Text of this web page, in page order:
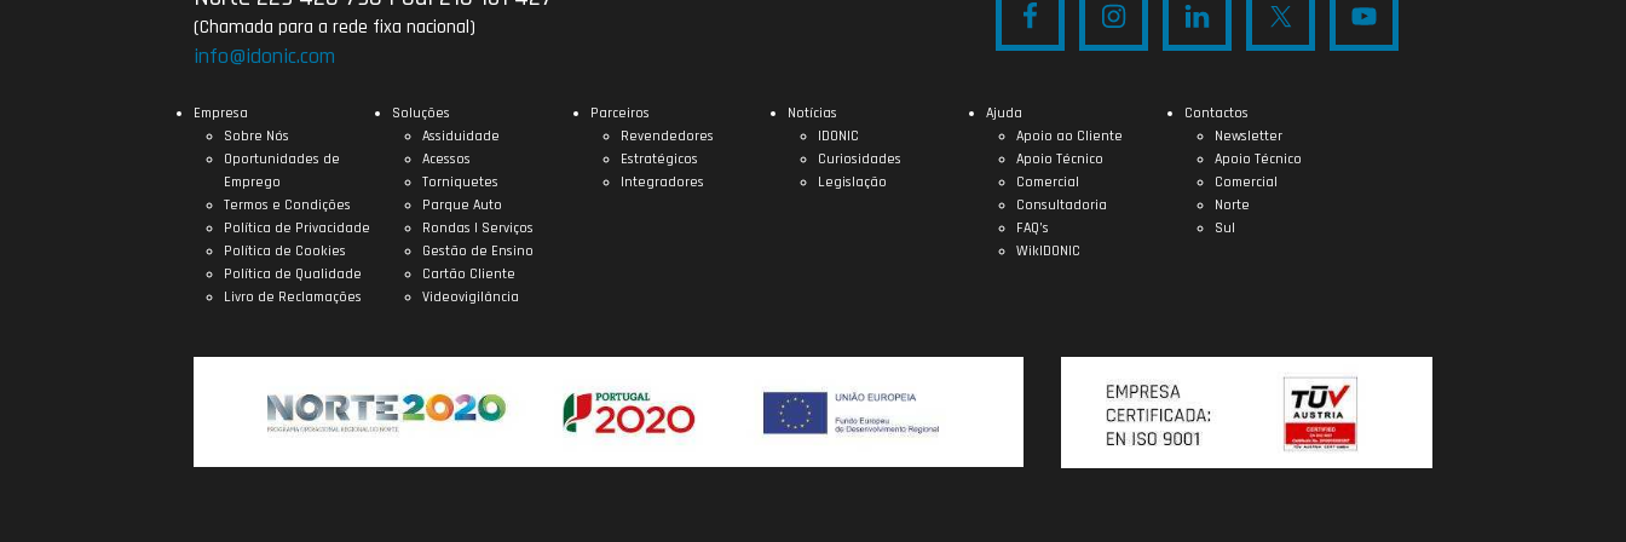
(Chamada para a rede fixa nacional)
info@idonic.com
Empresa
Sobre Nós
Oportunidades de
Emprego
Termos e Condições
Política de Privacidade
Política de Cookies
Política de Qualidade
Livro de Reclamações
Soluções
Assiduidade
Acessos
Torniquetes
Parque Auto
Rondas | Serviços
Gestão de Ensino
Cartão Cliente
Videovigilância
Parceiros
Revendedores
Estratégicos
Integradores
Notícias
IDONIC
Curiosidades
Legislação
Ajuda
Apoio ao Cliente
Apoio Técnico
Comercial
Consultadoria
FAQ’s
WikIDONIC
Contactos
Newsletter
Apoio Técnico
Comercial
Norte
Sul